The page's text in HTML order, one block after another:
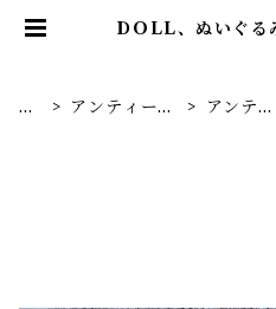
ＤOLL、ぬいぐる
H
アンティー
アンティ